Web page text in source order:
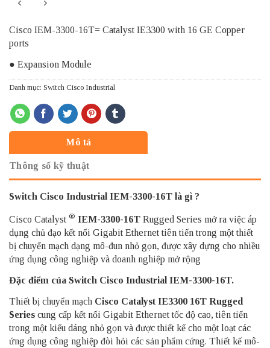
Cisco IEM-3300-16T= Catalyst IE3300 with 16 GE Copper
ports
● Expansion Module
Danh mục: Switch Cisco Industrial
Mô tả
Thông số kỹ thuật
Switch Cisco Industrial IEM-3300-16T là gì ?
Cisco Catalyst ® IEM-3300-16T Rugged Series mở ra việc áp
dụng chủ đạo kết nối Gigabit Ethernet tiên tiến trong một thiết
bị chuyển mạch dạng mô-đun nhỏ gọn, được xây dựng cho nhiều
ứng dụng công nghiệp và doanh nghiệp mở rộng
Đặc điểm của Switch Cisco Industrial IEM-3300-16T.
Thiết bị chuyển mạch Cisco Catalyst IE3300 16T Rugged
Series cung cấp kết nối Gigabit Ethernet tốc độ cao, tiên tiến
trong một kiểu dáng nhỏ gọn và được thiết kế cho một loạt các
ứng dụng công nghiệp đòi hỏi các sản phẩm cứng. Thiết kế mô-